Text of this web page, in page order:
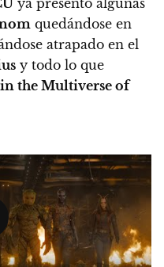
ya presentó algunas
quedándose en
atrapado en el
y todo lo que
the Multiverse of